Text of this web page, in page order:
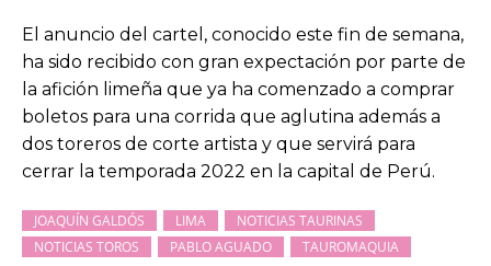
El anuncio del cartel, conocido este fin de semana,
ha sido recibido con gran expectación por parte de
la afición limeña que ya ha comenzado a comprar
boletos para una corrida que aglutina además a
dos toreros de corte artista y que servirá para
cerrar la temporada 2022 en la capital de Perú.
JOAQUÍN GALDÓS LIMA
NOTICIAS TAURINAS
NOTICIAS TOROS
PABLO AGUADO TAUROMAQUIA